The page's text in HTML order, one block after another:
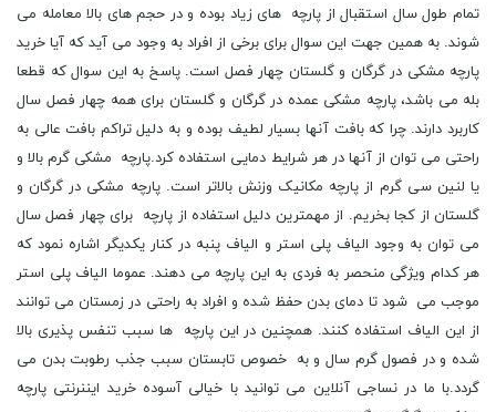
تمام طول سال استقبال از پارچه های زیاد بوده و در حجم های بالا معامله می
شوند. به همین جهت این سوال برای برخی از افراد به وجود می آید که آیا خرید
پارچه مشکی در گرگان و گلستان چهار فصل است. پاسخ به این سوال که قطعا
بله می باشد، پارچه مشکی عمده در گرگان و گلستان برای همه چهار فصل سال
کاربرد دارند. چرا که بافت آنها بسیار لطیف بوده و به دلیل تراکم بافت عالی به
راحتی می توان از آنها در هر شرایط دمایی استفاده کرد.پارچه مشکی گرم بالا و
یا لنین سی گرم از پارچه مکانیک وزنش بالاتر است. پارچه مشکی در گرگان و
گلستان از کجا بخریم. از مهمترین دلیل استفاده از پارچه برای چهار فصل سال
می توان به وجود الیاف پلی استر و الیاف پنبه در کنار یکدیگر اشاره نمود که
هر کدام ویژگی منحصر به فردی به این پارچه می دهند. عموما الیاف پلی استر
موجب می شود تا دمای بدن حفظ شده و افراد به راحتی در زمستان می توانند
از این الیاف استفاده کنند. همچنین در این پارچه ها سبب تنفس پذیری بالا
شده و در فصول گرم سال و به خصوص تابستان سبب جذب رطوبت بدن می
گردد.با ما در نساجی آنلاین می توانید با خیالی آسوده خرید ایننرنتی پارچه